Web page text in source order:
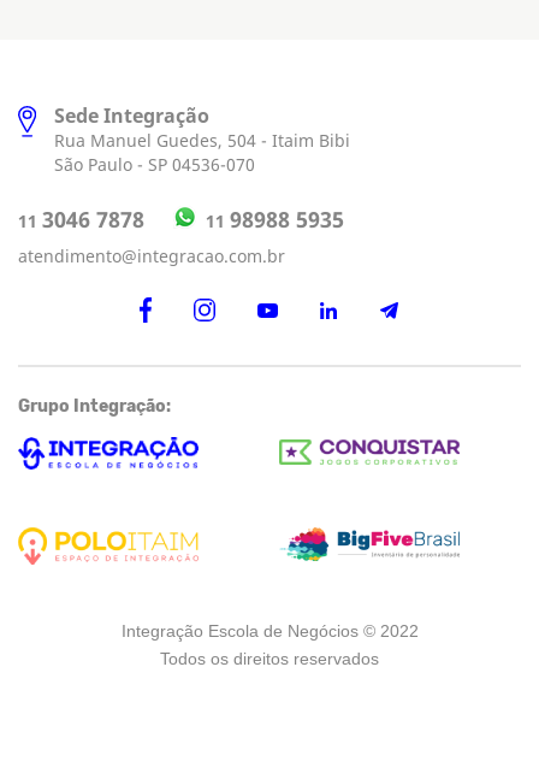
Sede Integração
Rua Manuel Guedes, 504 - Itaim Bibi
São Paulo - SP 04536-070
11 3046 7878 11 98988 5935
atendimento@integracao.com.br
Grupo Integração:
Integração Escola de Negócios © 2022
Todos os direitos reservados